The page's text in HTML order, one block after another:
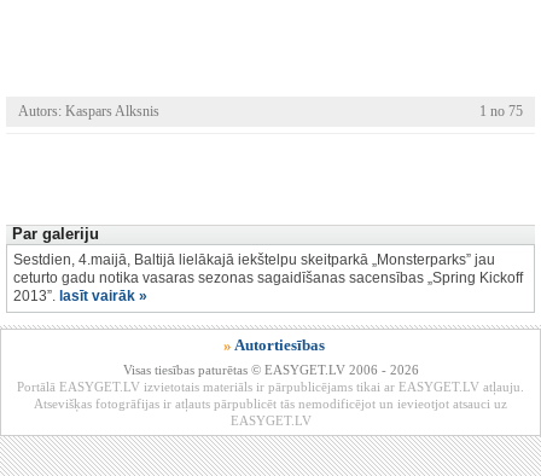
Autors: Kaspars Alksnis 1 no 75
Par galeriju
Sestdien, 4.maijā, Baltijā lielākajā iekštelpu skeitparkā „Monsterparks” jau
ceturto gadu notika vasaras sezonas sagaidīšanas sacensības „Spring Kickoff
2013”. lasīt vairāk »
» Autortiesības
Visas tiesības paturētas © EASYGET.LV 2006 - 2026
Portālā EASYGET.LV izvietotais materiāls ir pārpublicējams tikai ar EASYGET.LV atļauju.
Atsevišķas fotogrāfijas ir atļauts pārpublicēt tās nemodificējot un ievieotjot atsauci uz
EASYGET.LV